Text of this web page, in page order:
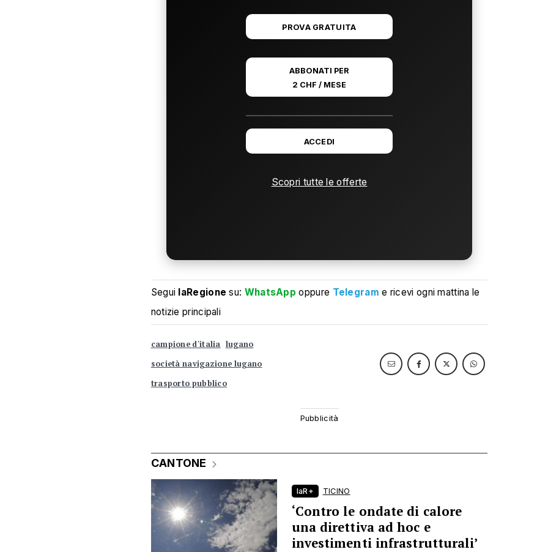
PROVA GRATUITA
ABBONATI PER
2 CHF / MESE
ACCEDI
Scopri tutte le offerte
Segui laRegione su: WhatsApp oppure Telegram e ricevi ogni mattina le
notizie principali
campione d'italia lugano
società navigazione lugano
trasporto pubblico
CANTONE
laR+ TICINO
‘Contro le ondate di calore
una direttiva ad hoc e
investimenti infrastrutturali’